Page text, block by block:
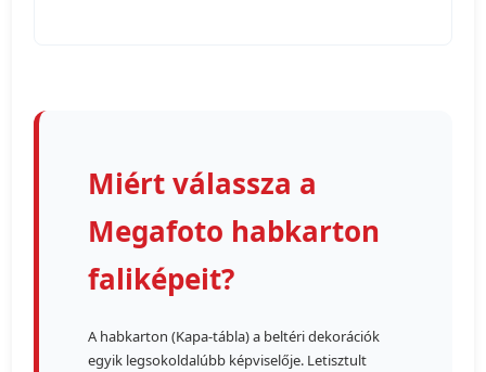
Miért válassza a
Megafoto habkarton
faliképeit?
A habkarton (Kapa-tábla) a beltéri dekorációk
egyik legsokoldalúbb képviselője. Letisztult